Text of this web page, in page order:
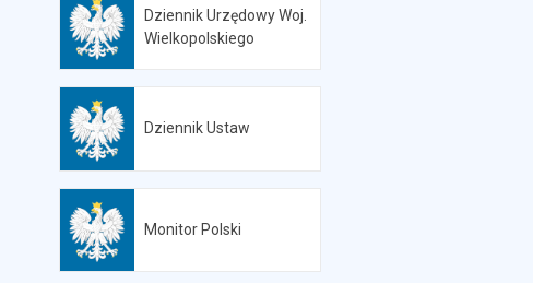
Dziennik Urzędowy Woj.
Wielkopolskiego
Dziennik Ustaw
Monitor Polski